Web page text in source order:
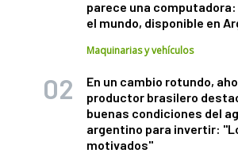
parece una
el mundo, disponible en
Maquinarias y vehículos
En un cambio rotundo,
productor brasilero
buenas condiciones del
argentino para invertir:
motivados"